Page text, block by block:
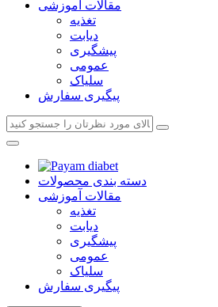
مقالات آموزشی
تغذیه
دیابت
پیشگیری
عمومی
سلیاک
پیگیری سفارش
دسته بندی محصولات
مقالات آموزشی
تغذیه
دیابت
پیشگیری
عمومی
سلیاک
پیگیری سفارش